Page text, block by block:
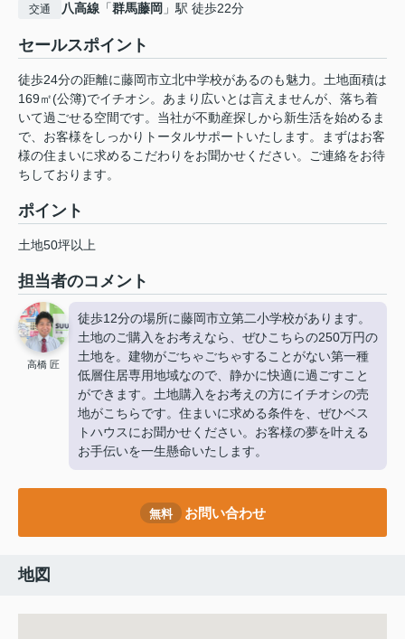
交通 八高線 「群馬藤岡 」駅 徒歩22分
セールスポイント
徒歩24分の距離に藤岡市立北中学校があるのも魅力。土地面積は
169㎡(公簿)でイチオシ。あまり広いとは言えませんが、落ち着
いて過ごせる空間です。当社が不動産探しから新生活を始めるま
で、お客様をしっかりトータルサポートいたします。まずはお客
様の住まいに求めるこだわりをお聞かせください。ご連絡をお待
ちしております。
ポイント
土地50坪以上
担当者のコメント
高橋 匠
徒歩12分の場所に藤岡市立第二小学校があります。
土地のご購入をお考えなら、ぜひこちらの250万円の
土地を。建物がごちゃごちゃすることがない第一種
低層住居専用地域なので、静かに快適に過ごすこと
ができます。土地購入をお考えの方にイチオシの売
地がこちらです。住まいに求める条件を、ぜひベス
トハウスにお聞かせください。お客様の夢を叶える
お手伝いを一生懸命いたします。
無料 お問い合わせ
地図